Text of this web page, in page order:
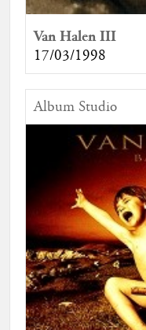
Van Halen III
17/03/1998
Album Studio